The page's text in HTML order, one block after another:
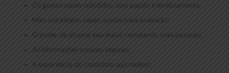
Os gastos sejam reduzidos, com papéis e deslocamento;
Mais estratégias sejam usadas para avaliação;
O poder de alcance seja maior, recrutando mais pessoas;
As informações estejam seguras;
A experiência do candidato seja melhor;